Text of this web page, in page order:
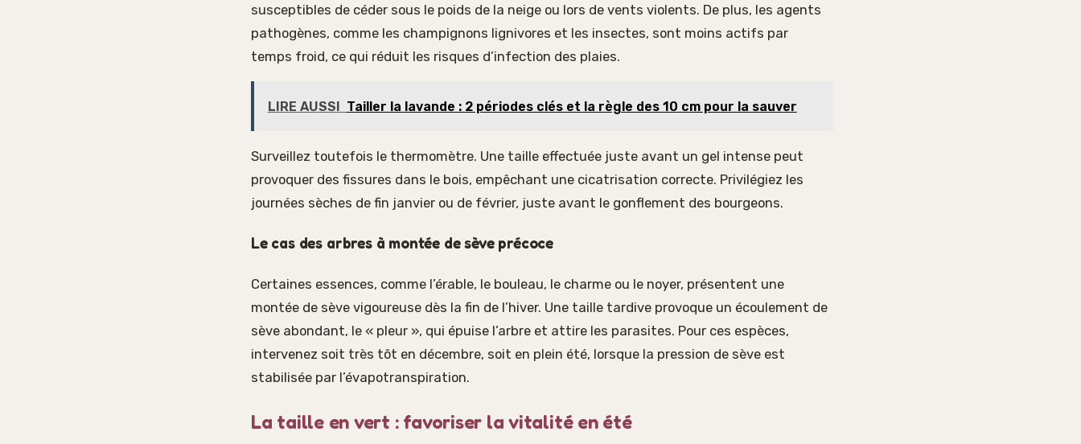
susceptibles de céder sous le poids de la neige ou lors de vents violents. De plus, les agents
pathogènes, comme les champignons lignivores et les insectes, sont moins actifs par
temps froid, ce qui réduit les risques d’infection des plaies.
LIRE AUSSI Tailler la lavande : 2 périodes clés et la règle des 10 cm pour la sauver
Surveillez toutefois le thermomètre. Une taille effectuée juste avant un gel intense peut
provoquer des fissures dans le bois, empêchant une cicatrisation correcte. Privilégiez les
journées sèches de fin janvier ou de février, juste avant le gonflement des bourgeons.
Le cas des arbres à montée de sève précoce
Certaines essences, comme l’érable, le bouleau, le charme ou le noyer, présentent une
montée de sève vigoureuse dès la fin de l’hiver. Une taille tardive provoque un écoulement de
sève abondant, le « pleur », qui épuise l’arbre et attire les parasites. Pour ces espèces,
intervenez soit très tôt en décembre, soit en plein été, lorsque la pression de sève est
stabilisée par l’évapotranspiration.
La taille en vert : favoriser la vitalité en été